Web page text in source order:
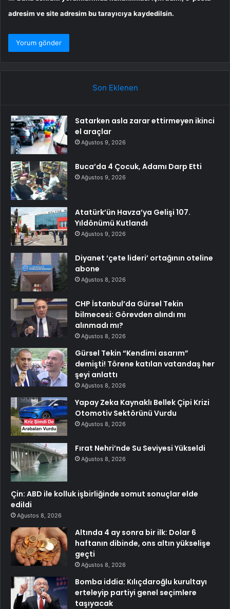
adresim ve site adresim bu tarayıcıya kaydedilsin.
Son Eklenen
Satarken asla zarar ettirmeyen ikinci
el araçlar
Ağustos 9, 2026
Buca’da 4 Çocuk, Adamı Darp Etti
Ağustos 9, 2026
Atatürk’ün Havza’ya Gelişi 107.
Yıldönümü Kutlandı
Ağustos 9, 2026
Diyanet ‘çete lideri’ ortağının oteline
abone
Ağustos 8, 2026
CHP İstanbul’da Gürsel Tekin
bilmecesi: Görevden alındı mı
alınmadı mı?
Ağustos 8, 2026
Gürsel Tekin “Kendimi asarım”
demişti! Törene katılan vatandaş her
şeyi anlattı
Ağustos 8, 2026
Yapay Zeka Kaynaklı Bellek Çipi Krizi
Otomotiv Sektörünü Vurdu
Ağustos 8, 2026
Fırat Nehri’nde Su Seviyesi Yükseldi
Ağustos 8, 2026
Çin: ABD ile kolluk işbirliğinde somut sonuçlar elde
edildi
Ağustos 8, 2026
Altında 4 ay sonra bir ilk: Dolar 6
haftanın dibinde, ons altın yükselişe
geçti
Ağustos 8, 2026
Bomba iddia: Kılıçdaroğlu kurultayı
erteleyip partiyi genel seçimlere
taşıyacak